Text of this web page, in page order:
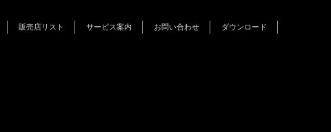
販売店リスト サービス案内 お問い合わせ ダウンロード